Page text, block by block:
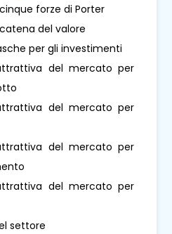
forze di Porter
del valore
per gli investimenti
del mercato per
del mercato per
del mercato per
del mercato per
settore